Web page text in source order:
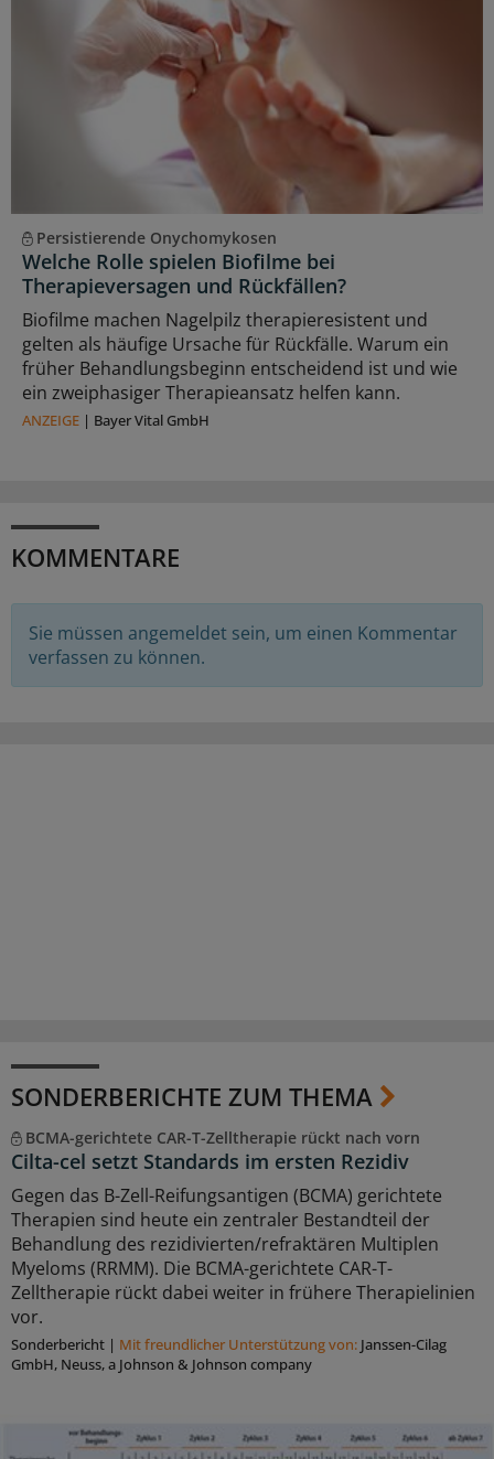
Persistierende Onychomykosen
Welche Rolle spielen Biofilme bei
Therapieversagen und Rückfällen?
Biofilme machen Nagelpilz therapieresistent und
gelten als häufige Ursache für Rückfälle. Warum ein
früher Behandlungsbeginn entscheidend ist und wie
ein zweiphasiger Therapieansatz helfen kann.
ANZEIGE | Bayer Vital GmbH
KOMMENTARE
Sie müssen angemeldet sein, um einen Kommentar
verfassen zu können.
SONDERBERICHTE ZUM THEMA
BCMA-gerichtete CAR-T-Zelltherapie rückt nach vorn
Cilta-cel setzt Standards im ersten Rezidiv
Gegen das B-Zell-Reifungsantigen (BCMA) gerichtete
Therapien sind heute ein zentraler Bestandteil der
Behandlung des rezidivierten/refraktären Multiplen
Myeloms (RRMM). Die BCMA-gerichtete CAR-T-
Zelltherapie rückt dabei weiter in frühere Therapielinien
vor.
Sonderbericht | Mit freundlicher Unterstützung von: Janssen-Cilag
GmbH, Neuss, a Johnson & Johnson company